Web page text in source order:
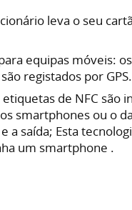
leva o seu
equipas móveis:
registados por GPS.
de NFC são
smartphones ou o
a saída; Esta
um smartphone .